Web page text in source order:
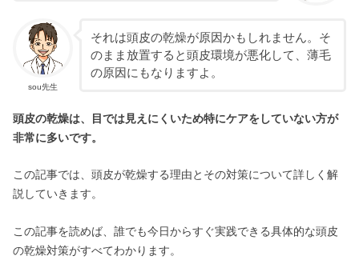
sou先生
それは頭皮の乾燥が原因かもしれません。そ
のまま放置すると頭皮環境が悪化して、薄毛
の原因にもなりますよ。
頭皮の乾燥は、目では見えにくいため特にケアをしていない方が
非常に多いです。
この記事では、頭皮が乾燥する理由とその対策について詳しく解
説していきます。
この記事を読めば、誰でも今日からすぐ実践できる具体的な頭皮
の乾燥対策がすべてわかります。